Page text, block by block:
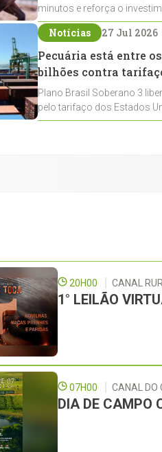
minutos e reforça o
Crioulos voltados ao laço
Notícias 27 Jul 2026
Pecuária está entre
bilhões contra
Plano Brasil Soberano 3
pelo tarifaço dos Estados
contemplados
20H00 CANAL
1° LEILÃO
07H00 CANAL DO
DIA DE CAMPO